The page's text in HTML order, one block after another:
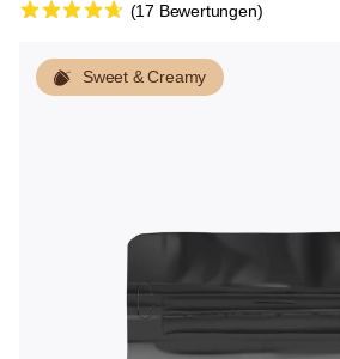
(17 Bewertungen)
Sweet & Creamy